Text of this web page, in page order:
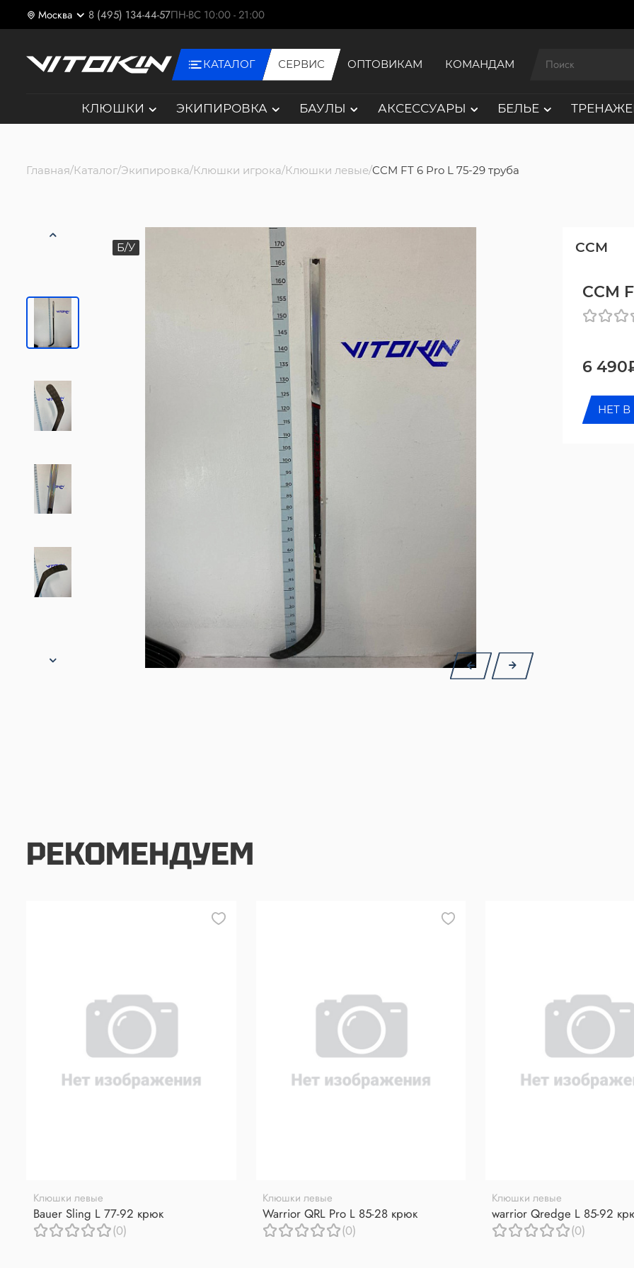
Москва 8 (495) 134-44-57ПН-ВС 10:00 - 21:00
КАТАЛОГ СЕРВИС ОПТОВИКАМ КОМАНДАМ
КЛЮШКИ ЭКИПИРОВКА БАУЛЫ АКСЕССУАРЫ БЕЛЬЕ
Главная Каталог Экипировка Клюшки игрока Клюшки левые CCM FT 6 Pro L 75-29 труба
Б/У CCM
CCM
6
НЕТ
РЕКОМЕНДУЕМ
Клюшки левые
Bauer Sling L 77-92 крюк
(0)
Клюшки левые
Warrior QRL Pro L 85-28 крюк
(0)
Клюшки левые
warrior Qredge L 85-92
(0)